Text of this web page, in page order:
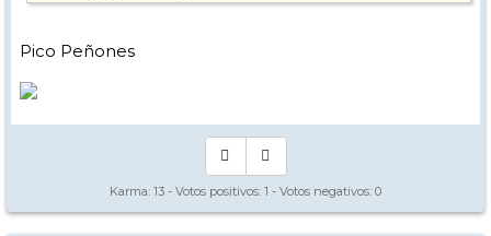
Pico Peñones
Karma: 13 - Votos positivos: 1 - Votos negativos: 0